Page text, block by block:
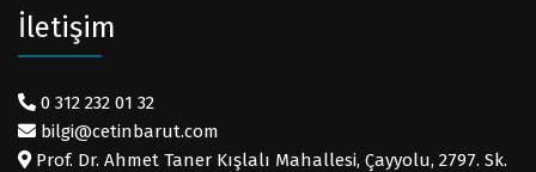
İletişim
0 312 232 01 32
bilgi@cetinbarut.com
Prof. Dr. Ahmet Taner Kışlalı Mahallesi, Çayyolu, 2797. Sk.